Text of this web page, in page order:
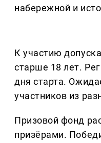
набережной и
К участию
старше 18 лет.
дня старта.
участников из
Призовой фонд
призёрами.